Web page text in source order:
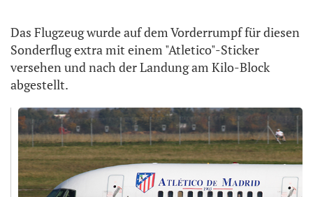
Das Flugzeug wurde auf dem Vorderrumpf für diesen
Sonderflug extra mit einem "Atletico"-Sticker
versehen und nach der Landung am Kilo-Block
abgestellt.